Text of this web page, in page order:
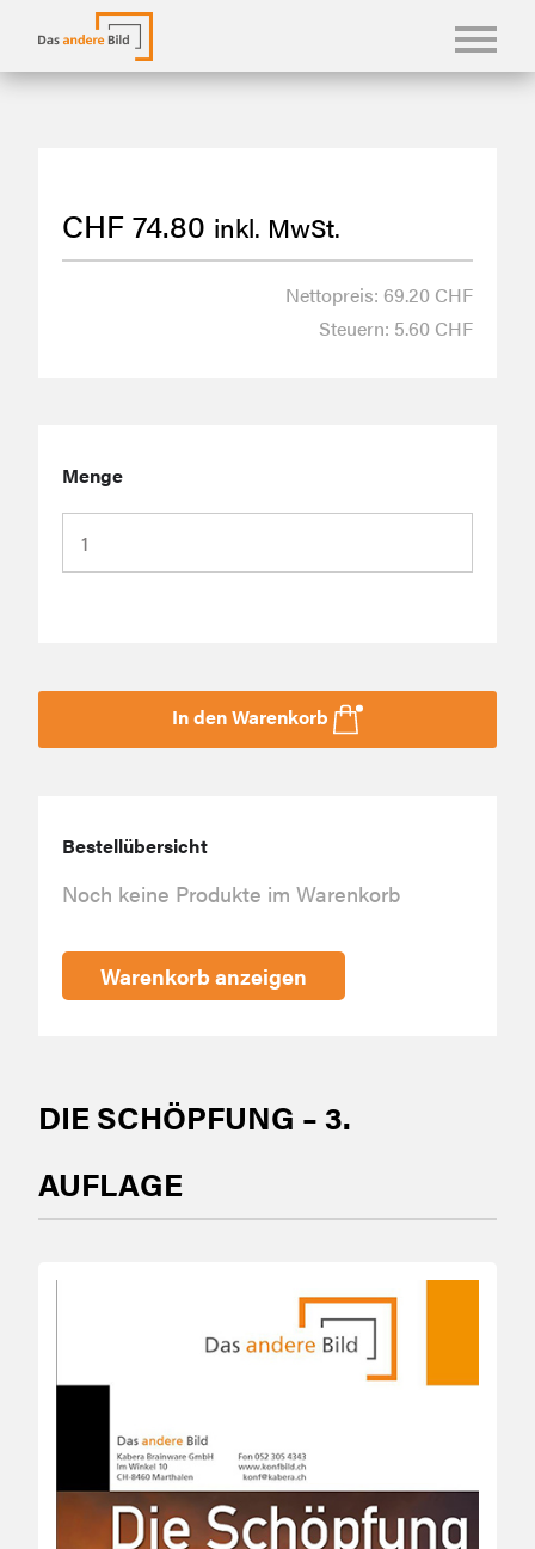
KASUALIEN & KARTEN
SHOP
ÜBER UNS
DIE SCHÖPFUNG – 3.
AUFLAGE
CHF74.80 inkl. MwSt.
Nettopreis: 69.20 CHF
Steuern: 5.60 CHF
Menge
In den Warenkorb
Bestellübersicht
Noch keine Produkte im Warenkorb
Warenkorb anzeigen